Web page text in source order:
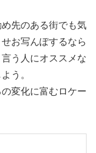
先のある街でも気
お写んぽするなら
う人にオススメな
う。
変化に富むロケー